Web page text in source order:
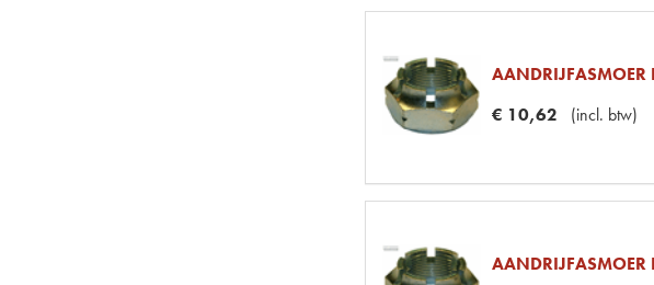
AANDRIJFASMOER
€ 10,62 (incl. btw)
AANDRIJFASMOER